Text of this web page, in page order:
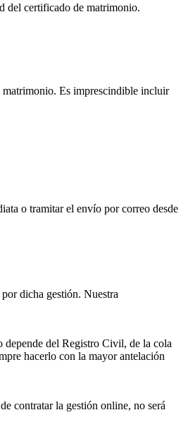
del certificado de matrimonio.
matrimonio. Es imprescindible incluir
o tramitar el envío por correo desde
dicha gestión. Nuestra
depende del Registro Civil, de la cola
hacerlo con la mayor antelación
contratar la gestión online, no será